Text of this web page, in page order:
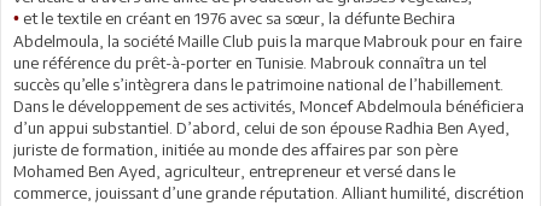
• et le textile en créant en 1976 avec sa sœur, la défunte Bechira
Abdelmoula, la société Maille Club puis la marque Mabrouk pour en faire
une référence du prêt-à-porter en Tunisie. Mabrouk connaîtra un tel
succès qu’elle s’intègrera dans le patrimoine national de l’habillement.
Dans le développement de ses activités, Moncef Abdelmoula bénéficiera
d’un appui substantiel. D’abord, celui de son épouse Radhia Ben Ayed,
juriste de formation, initiée au monde des affaires par son père
Mohamed Ben Ayed, agriculteur, entrepreneur et versé dans le
commerce, jouissant d’une grande réputation. Alliant humilité, discrétion